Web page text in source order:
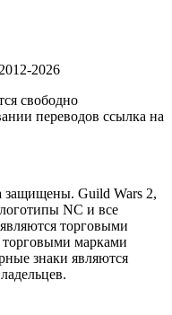
2026
свободно
переводов ссылка на
защищены. Guild Wars 2,
NC и все
торговыми
марками
знаки являются